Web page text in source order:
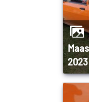
Maas en Kempen rit
2023